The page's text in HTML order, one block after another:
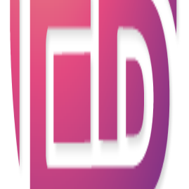
不要替他人借貸
不要以個人名義幫親戚朋友借錢
款，你在法律上係唯一嘅借貸人
任何法律責任去償還這筆貸款。
確保個人資料的真實性
不論是經網絡平台及銀行申請貸
料必須屬實，虛報資料或偽造